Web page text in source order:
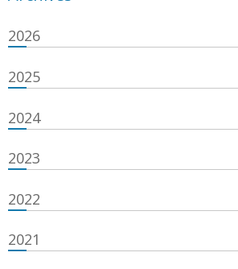
2026
2025
2024
2023
2022
2021